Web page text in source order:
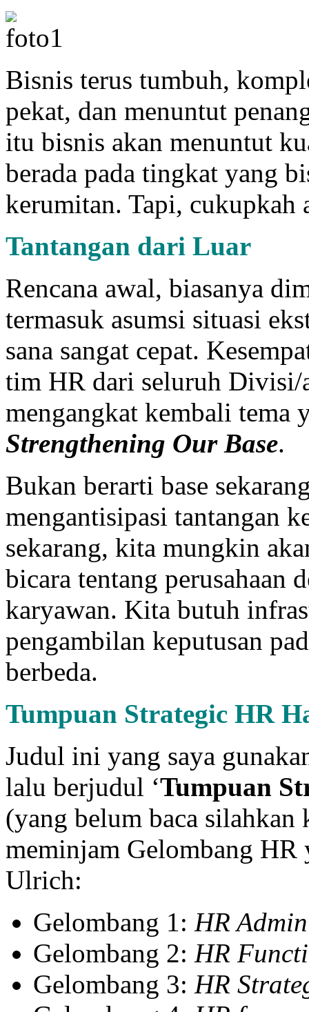
Bisnis terus tumbuh,
pekat, dan menuntut
itu bisnis akan menuntut
berada pada tingkat yang
kerumitan. Tapi, cukupkah
Tantangan dari Luar
Rencana awal, biasanya
termasuk asumsi situasi
sana sangat cepat.
tim HR dari seluruh Divisi/
mengangkat kembali tema
Strengthening Our Base.
Bukan berarti base
mengantisipasi tantangan
sekarang, kita mungkin
bicara tentang perusahaan
karyawan. Kita butuh
pengambilan keputusan
berbeda.
Tumpuan Strategic HR
Judul ini yang saya
lalu berjudul ‘Tumpuan
(yang belum baca
meminjam Gelombang HR
Ulrich:
Gelombang 1: HR
Gelombang 2: HR
Gelombang 3: HR